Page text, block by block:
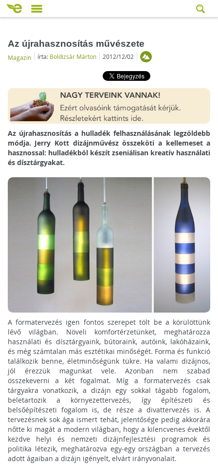
Az újrahasznosítás művészete
Magazin írta: Boldizsár Márton 2012/12/02
Az újrahasznosítás a hulladék felhasználásának legzöldebb
módja. Jerry Kott dizájnművész összeköti a kellemeset a
hasznossal: hulladékból készít zseniálisan kreatív használati
és dísztárgyakat.
A formatervezés igen fontos szerepet tölt be a körülöttünk
lévő világban. Növeli komfortérzetünket, meghatározza
használati és dísztárgyaink, bútoraink, autóink, lakóházaink,
és még számtalan más esztétikai minőségét. Forma és funkció
találkozik benne, életminőségünk tükre. Ha valami dizájnos,
jól érezzük magunkat vele. Azonban nem szabad
összekeverni a két fogalmat. Míg a formatervezés csak
tárgyakra vonatkozik, a dizájn egy sokkal tágabb fogalom,
beletartozik a környezettervezés, így építészeti és
belsőépítészeti fogalom is, de része a divattervezés is. A
tervezésnek sok ága ismert tehát, jelentősége pedig akkorára
nőtte ki magát a modern világban, hogy a kilencvenes évektől
kezdve helyi és nemzeti dizájnfejlesztési programok és
politika létezik, meghatározva egy-egy országban a tervezés
adott ágaiban a dizájn igényelt, elvárt irányvonalait.